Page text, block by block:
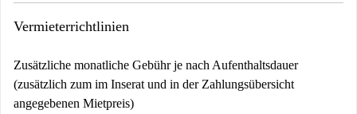
Vermieterrichtlinien
Zusätzliche monatliche Gebühr je nach Aufenthaltsdauer
(zusätzlich zum im Inserat und in der Zahlungsübersicht
angegebenen Mietpreis)